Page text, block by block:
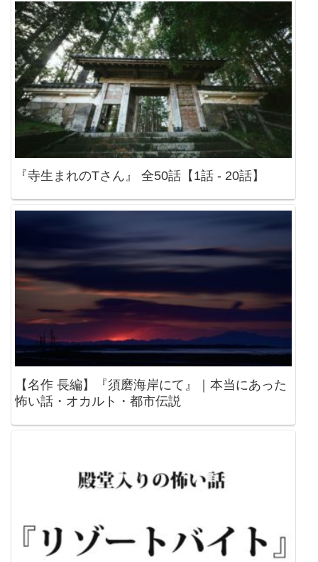
『寺生まれのTさん』 全50話【1話 - 20話】
【名作 長編】『須磨海岸にて』｜本当にあった
怖い話・オカルト・都市伝説